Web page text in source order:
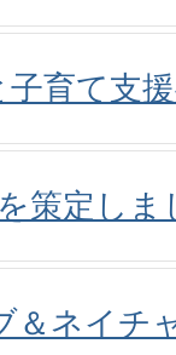
育て支
策定しま
＆ネイチ